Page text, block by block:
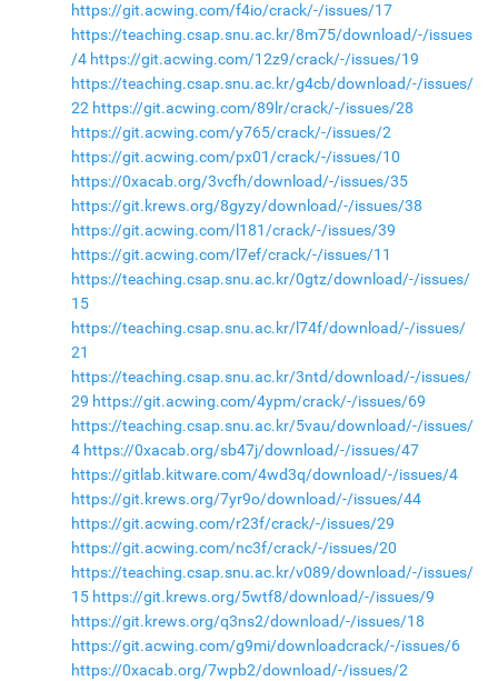
https://git.acwing.com/f4io/crack/-/issues/17
https://teaching.csap.snu.ac.kr/8m75/download/-/issues
/4 https://git.acwing.com/12z9/crack/-/issues/19
https://teaching.csap.snu.ac.kr/g4cb/download/-/issues/
22 https://git.acwing.com/89lr/crack/-/issues/28
https://git.acwing.com/y765/crack/-/issues/2
https://git.acwing.com/px01/crack/-/issues/10
https://0xacab.org/3vcfh/download/-/issues/35
https://git.krews.org/8gyzy/download/-/issues/38
https://git.acwing.com/l181/crack/-/issues/39
https://git.acwing.com/l7ef/crack/-/issues/11
https://teaching.csap.snu.ac.kr/0gtz/download/-/issues/
15
https://teaching.csap.snu.ac.kr/l74f/download/-/issues/
21
https://teaching.csap.snu.ac.kr/3ntd/download/-/issues/
29 https://git.acwing.com/4ypm/crack/-/issues/69
https://teaching.csap.snu.ac.kr/5vau/download/-/issues/
4 https://0xacab.org/sb47j/download/-/issues/47
https://gitlab.kitware.com/4wd3q/download/-/issues/4
https://git.krews.org/7yr9o/download/-/issues/44
https://git.acwing.com/r23f/crack/-/issues/29
https://git.acwing.com/nc3f/crack/-/issues/20
https://teaching.csap.snu.ac.kr/v089/download/-/issues/
15 https://git.krews.org/5wtf8/download/-/issues/9
https://git.krews.org/q3ns2/download/-/issues/18
https://git.acwing.com/g9mi/downloadcrack/-/issues/6
https://0xacab.org/7wpb2/download/-/issues/2